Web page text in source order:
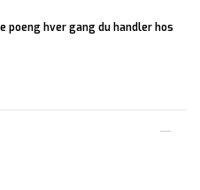
poeng hver gang du handler hos